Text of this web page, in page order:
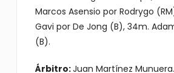
Marcos Asensio por Rodrygo
Gavi por De Jong (B), 34m.
(B).
Árbitro:Juan Martínez Munuera.